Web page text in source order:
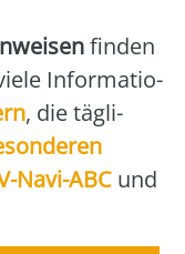
fin­den
Infor­ma­tio­
, die täg­li­
Navi-ABC und